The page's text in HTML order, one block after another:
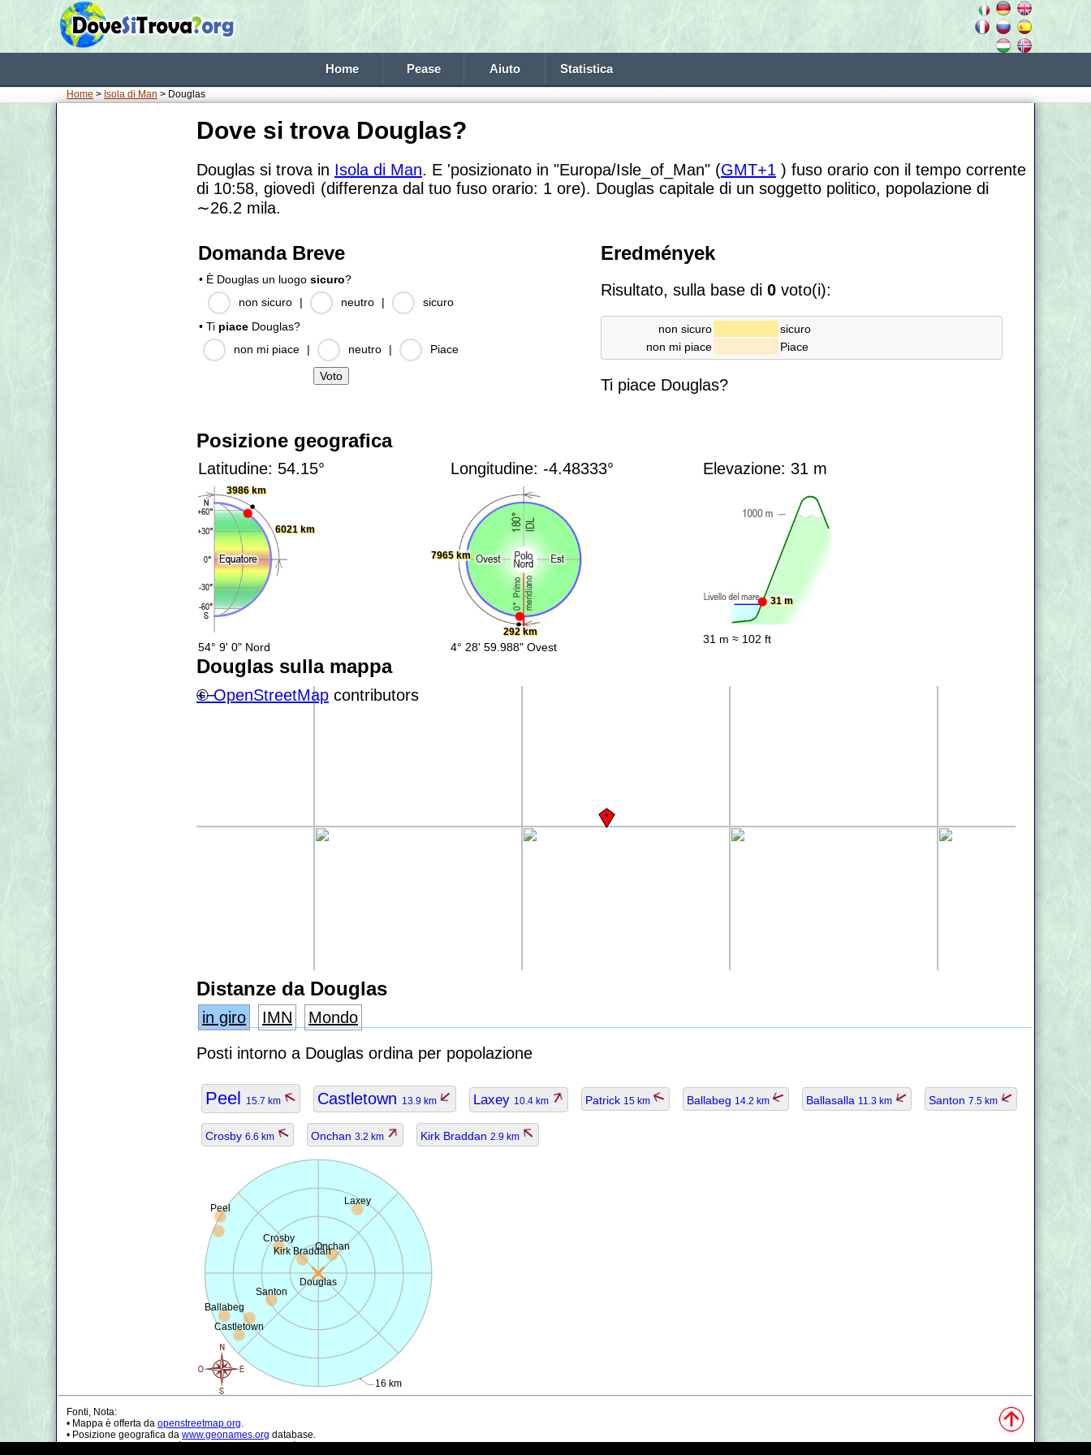
Home Pease Aiuto Statistica
Home > Isola di Man > Douglas
Dove si trova Douglas?
Douglas si trova in Isola di Man. E 'posizionato in "Europa/Isle_of_Man" (GMT+1 ) fuso orario con il tempo corrente
di 10:58, giovedì (differenza dal tuo fuso orario: 1 ore). Douglas capitale di un soggetto politico, popolazione di
∼26.2 mila.
Domanda Breve
• È Douglas un luogo sicuro?
non sicuro
| neutro |
sicuro
• Ti piace Douglas?
non mi piace
| neutro | Piace
Eredmények
Risultato, sulla base di0 voto(i):
non sicuro
sicuro
non mi piace
Piace
Ti piace Douglas?
Posizione geografica
Latitudine: 54.15°
3986 km
6021 km
54° 9' 0" Nord
Longitudine: -4.48333°
292 km
7965 km
4° 28' 59.988" Ovest
Elevazione: 31 m
31 m
31 m ≈ 102 ft
Douglas sulla mappa
+−
©OpenStreetMap contributors
Distanze da Douglas
in giro IMN
Mondo
Posti intorno a Douglas ordina per popolazione
Peel 15.7 km Castletown 13.9 km Laxey 10.4 km Patrick 15 km Ballabeg 14.2 km Ballasalla 11.3 km Santon 7.5 km
Crosby 6.6 km Onchan 3.2 km Kirk Braddan 2.9 km
Douglas
16 km
Peel
Castletown
Laxey
Ballabeg
Santon
Crosby
Onchan
Kirk Braddan
Fonti, Nota:
• Mappa è offerta da openstreetmap.org.
• Posizione geografica da www.geonames.org database.